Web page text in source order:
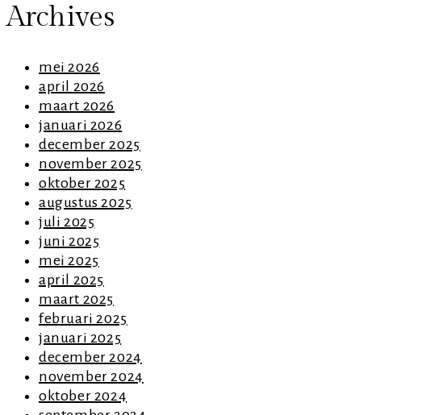
Archives
mei 2026
april 2026
maart 2026
januari 2026
december 2025
november 2025
oktober 2025
augustus 2025
juli 2025
juni 2025
mei 2025
april 2025
maart 2025
februari 2025
januari 2025
december 2024
november 2024
oktober 2024